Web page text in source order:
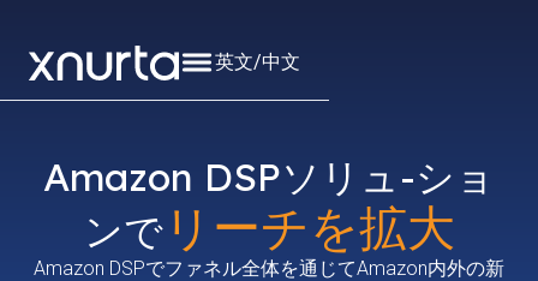
英文/中文
Amazon DSPソリュ-ショ
ンでリーチを拡大
Amazon DSPでファネル全体を通じてAmazon内外の新